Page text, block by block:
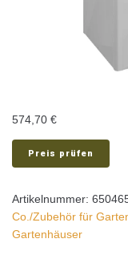
574,70 €
Preis prüfen
Artikelnummer:
Co./Zubehör für
Gartenhäuser